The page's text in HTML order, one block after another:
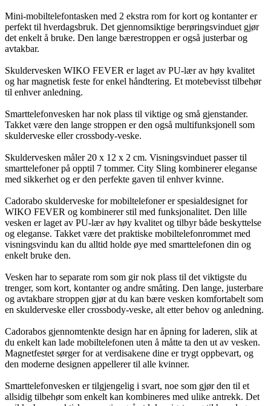
Mini-mobiltelefontasken med 2 ekstra rom for kort og kontanter er
perfekt til hverdagsbruk. Det gjennomsiktige berøringsvinduet gjør
det enkelt å bruke. Den lange bærestroppen er også justerbar og
avtakbar.
Skuldervesken WIKO FEVER er laget av PU-lær av høy kvalitet
og har magnetisk feste for enkel håndtering. Et motebevisst tilbehør
til enhver anledning.
Smarttelefonvesken har nok plass til viktige og små gjenstander.
Takket være den lange stroppen er den også multifunksjonell som
skulderveske eller crossbody-veske.
Skuldervesken måler 20 x 12 x 2 cm. Visningsvinduet passer til
smarttelefoner på opptil 7 tommer. City Sling kombinerer eleganse
med sikkerhet og er den perfekte gaven til enhver kvinne.
Cadorabo skulderveske for mobiltelefoner er spesialdesignet for
WIKO FEVER og kombinerer stil med funksjonalitet. Den lille
vesken er laget av PU-lær av høy kvalitet og tilbyr både beskyttelse
og eleganse. Takket være det praktiske mobiltelefonrommet med
visningsvindu kan du alltid holde øye med smarttelefonen din og
enkelt bruke den.
Vesken har to separate rom som gir nok plass til det viktigste du
trenger, som kort, kontanter og andre småting. Den lange, justerbare
og avtakbare stroppen gjør at du kan bære vesken komfortabelt som
en skulderveske eller crossbody-veske, alt etter behov og anledning.
Cadorabos gjennomtenkte design har en åpning for laderen, slik at
du enkelt kan lade mobiltelefonen uten å måtte ta den ut av vesken.
Magnetfestet sørger for at verdisakene dine er trygt oppbevart, og
den moderne designen appellerer til alle kvinner.
Smarttelefonvesken er tilgjengelig i svart, noe som gjør den til et
allsidig tilbehør som enkelt kan kombineres med ulike antrekk. Det